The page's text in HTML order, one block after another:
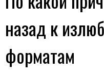
назад к
форматам